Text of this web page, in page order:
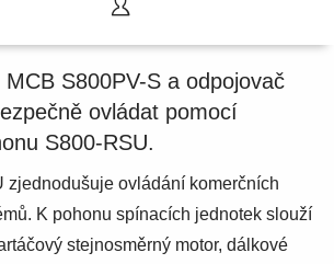
pohon S800-RSU
S800PV-S a odpojovač
ovládat pomocí
S800-RSU.
zjednodušuje ovládání komerčních
K pohonu spínacích jednotek slouží
stejnosměrný motor, dálkové